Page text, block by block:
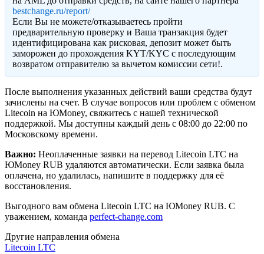
bestchange.ru/report/
Eсли Вы не можете/отказываетесь пройти
предварительную проверку и Ваша транзакция будет
идентифицирована как рисковая, депозит может быть
заморожен до прохождения KYT/KYC с последующим
возвратом отправителю за вычетом комиссии сети!.
После выполнения указанных действий ваши средства будут
зачислены на счет. В случае вопросов или проблем с обменом
Litecoin на ЮMoney, свяжитесь с нашей технической
поддержкой. Мы доступны каждый день с 08:00 до 22:00 по
Московскому времени.
Важно: Неоплаченные заявки на перевод Litecoin LTC на
ЮMoney RUB удаляются автоматически. Если заявка была
оплачена, но удалилась, напишите в поддержку для её
восстановления.
Выгодного вам обмена Litecoin LTC на ЮMoney RUB. С
уважением, команда perfect-change.com
Другие направления обмена
Litecoin LTC